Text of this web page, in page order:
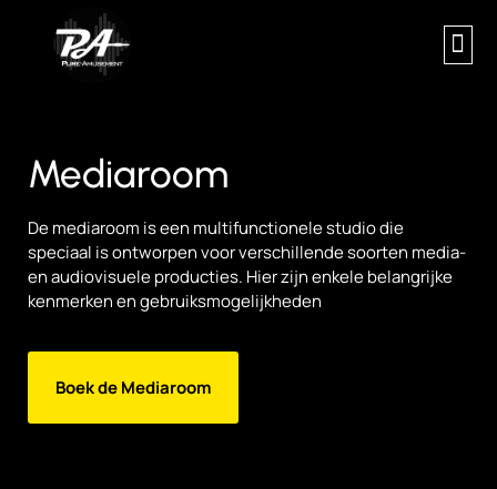
Mediaroom
De mediaroom is een multifunctionele studio die
speciaal is ontworpen voor verschillende soorten media-
en audiovisuele producties. Hier zijn enkele belangrijke
kenmerken en gebruiksmogelijkheden
Boek de Mediaroom